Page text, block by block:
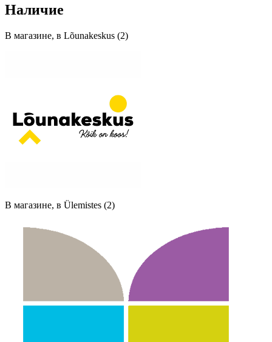
Наличие
В магазине, в Lõunakeskus (2)
В магазине, в Ülemistes (2)